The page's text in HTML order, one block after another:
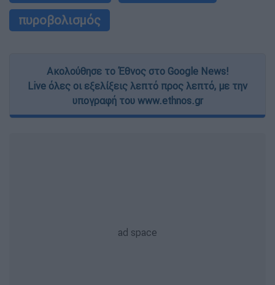
πυροβολισμός
Ακολούθησε το Έθνος στο Google News!
Live όλες οι εξελίξεις λεπτό προς λεπτό, με την
υπογραφή του www.ethnos.gr